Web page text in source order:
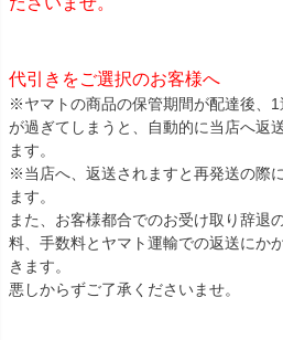
代引きをご選択のお客様へ
※ヤマトの商品の保管期間が配達後、
が過ぎてしまうと、自動的に当店へ返
ます。
※当店へ、返送されますと再発送の際
ます。
また、お客様都合でのお受け取り辞退
料、手数料とヤマト運輸での返送にか
きます。
悪しからずご了承くださいませ。